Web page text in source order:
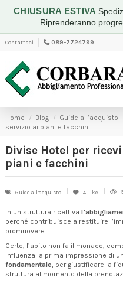
CHIUSURA ESTIVA
Riprenderanno
Contattaci 089-7724799
Home Blog Guide all’acquisto
servizio ai piani e facchini
Divise Hotel per
piani e facchini
Guide all’acquisto 4 Like
In un struttura ricettiva
perché contribuisce a restituire
promuovere.
Certo, l’abito non fa il monaco,
influenza la prima impressione di
fondamentale, per giustificare la
struttura al momento della